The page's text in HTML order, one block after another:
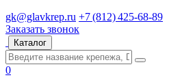
gk@glavkrep.ru +7 (812) 425-68-89
Заказать звонок
Каталог
0